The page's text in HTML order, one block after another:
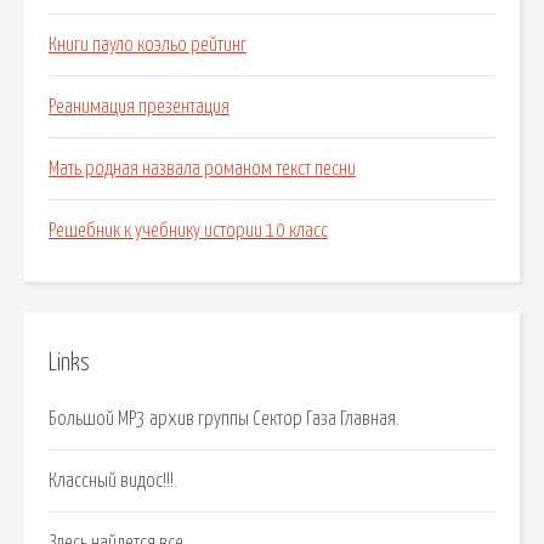
Книги пауло коэльо рейтинг
Реанимация презентация
Мать родная назвала романом текст песни
Решебник к учебнику истории 10 класс
Links
Большой MP3 архив группы Сектор Газа Главная.
Классный видос!!!.